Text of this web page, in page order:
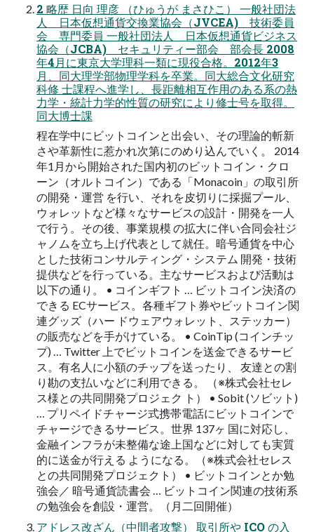
2 略歴 日向 理彦 （ひゅうが まさひこ） 一般社団法
人 日本仮想通貨交換業協会（JVCEA) 技術委員
会 専門委員 一般社団法人 日本仮想通貨ビジネス
協会（JCBA) セキュリティー部会 部会長 2008
年4月に東京大学理科一類に現役合格。2012年3
月、同大理学部物理学科を卒業。同大総合文化研究
科修 士課程へ進学し、長距離相互作用のある系の熱
力学・統計力学的性質の研究により修士号を取得。
同大博士課
程在学中にビットコインと出会い、その理論的斬新
さや革新性に惹かれ次第にのめり込んでいく。 2014
年1月から開始された国内初のビットコイン・クロ
ーン（オルトコイン）である「Monacoin」の取引所
の開発・運営 を行い、それを皮切りに採掘プール、
ウォレットなど様々なサービスの設計・開発を一人
で行う。その後、事業規模 の拡大に伴い合同会社ジ
ャノムを立ち上げ代表として就任。暗号通貨を中心
とした技術コンサルティング・システム 開発・技術
提供などを行っている。主なサービスおよび活動は
以下の通り。 • コインギフト … ビットコイン決済の
できる ECサービス。各種ギフト券やビットコイン関
連グッズ（ハー ドウェアウォレット、ステッカー）
の販売などを手がけている。 • CoinTip (コインチッ
プ) … Twitter 上でビットコインを送金できるサービ
ス。有名人に小額のチップを送ったり、 友達との割
り勘の支払いなどに利用できる。 （※株式会社セレ
ス様との共同開発プロジェク ト） • Sobit (ソビット)
… プリペイドチャージ式携帯電話にビットコインで
チャージできるサービス。世界 137ヶ 国に対応し、
金融インフラが未整備な途上国などに対しても実質
的に送金が行える ようになる。（※株式会社セレス
との共同開発プロジェクト） • ビットコインとか勉
強会／ 暗号通貨読書会 … ビットコイン関連の技術系
の勉強会を創設・運営。（月二回開催）
アドレス改ざん（中間者攻撃） 取引所や ICO の入